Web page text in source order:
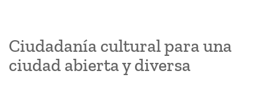
Ciudadanía cultural para una
ciudad abierta y diversa